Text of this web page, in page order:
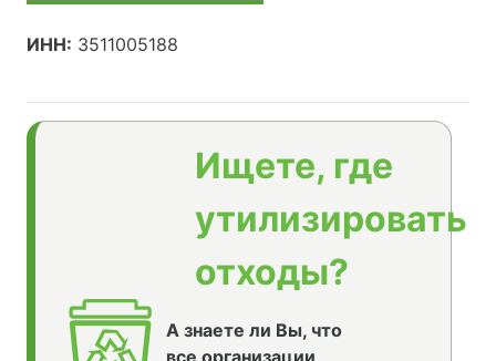
ИНН: 3511005188
Ищете, где
утилизировать
отходы?
А знаете ли Вы, что
все организации